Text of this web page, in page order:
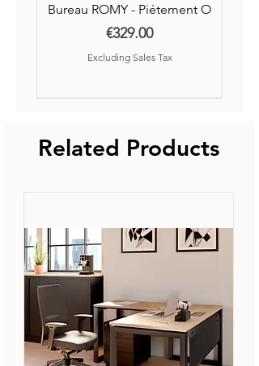
Bureau ROMY - Piétement O
Price
€329.00
Excluding Sales Tax
Related Products